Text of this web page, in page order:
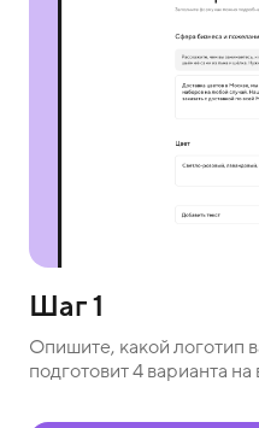
Шаг 1
Опишите, какой логотип
подготовит 4 варианта